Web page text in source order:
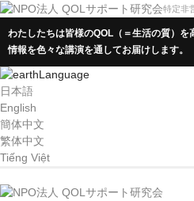
特定非
わたしたちは皆様のQOL（＝生活の質）を
情報を色々な講演を通してお届けします。
Language
日本語
English
簡体中文
繁体中文
Tiếng Việt
HOME